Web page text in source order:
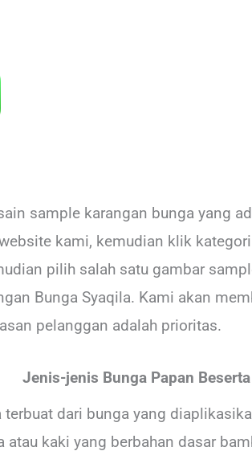
sample karangan bunga yang
kami, kemudian klik
pilih salah satu gambar
Bunga Syaqila. Kami akan
pelanggan adalah prioritas.
Jenis-jenis Bunga Papan
terbuat dari bunga yang
kaki yang berbahan dasar